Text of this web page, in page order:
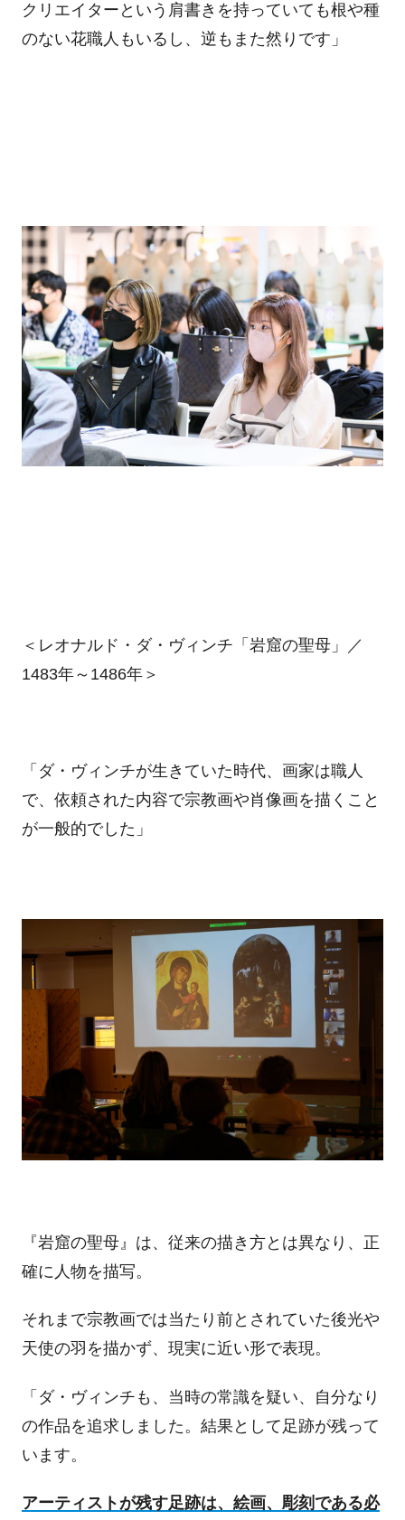
クリエイターという肩書きを持っていても根や種
のない花職人もいるし、逆もまた然りです」
＜レオナルド・ダ・ヴィンチ「岩窟の聖母」／
1483年～1486年＞
「ダ・ヴィンチが生きていた時代、画家は職人
で、依頼された内容で宗教画や肖像画を描くこと
が一般的でした」
『岩窟の聖母』は、従来の描き方とは異なり、正
確に人物を描写。
それまで宗教画では当たり前とされていた後光や
天使の羽を描かず、現実に近い形で表現。
「ダ・ヴィンチも、当時の常識を疑い、自分なり
の作品を追求しました。結果として足跡が残って
います。
アーティストが残す足跡は、絵画、彫刻である必